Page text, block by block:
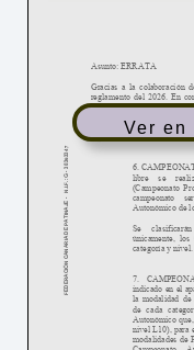
Ver en
Formación